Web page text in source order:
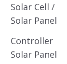
Solar Cell /
Solar Panel
Controller
Solar Panel